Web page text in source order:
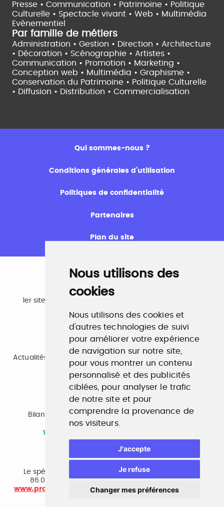
Nous utilisons des
cookies
Nous utilisons des cookies et
d'autres technologies de suivi
pour améliorer votre expérience
de navigation sur notre site,
pour vous montrer un contenu
personnalisé et des publicités
ciblées, pour analyser le trafic
de notre site et pour
comprendre la provenance de
nos visiteurs.
J'accepte
Je refuse
Changer mes préférences
Presse • Communication • Patrimoine • Politique
Culturelle • Spectacle vivant • Web • Multimédia
Evènementiel
Par famille de métiers
Administration • Gestion • Direction • Architecture
• Décoration • Scénographie • Artistes •
Communication • Promotion • Marketing •
Conception web • Multimédia • Graphisme •
Conservation du Patrimoine • Politique Culturelle
• Diffusion • Distribution • Commercialisation
Qui sommes-nous ?
Conditions générales d’utilisation
Politiques de confidentialité
Partenaires
Plan du site
Emploi
1er site emploi du secteur culturel 784.000 visites et
www.profilculture.com
Formation
Actualités, guide et annuaire des formations aux métiers
de la culture.
www.profilculture-formation.com
Accompagnement professionnel
Bilan de compétences, coaching, techniques de
recherche d'emploi, entretien conseil.
www.profilculture-competences.com
Le spécialiste du secteur culturel, une cvthèque de
86.000 CV et réseau unique de professionnels.
www.profilculture-conseil.com/cabinet-recrutement